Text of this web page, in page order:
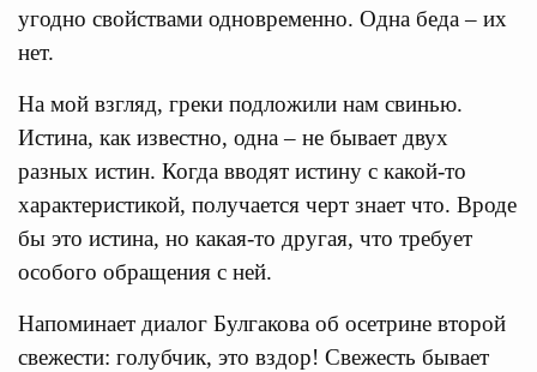
угодно свойствами одновременно. Одна беда – их
нет.
На мой взгляд, греки подложили нам свинью.
Истина, как известно, одна – не бывает двух
разных истин. Когда вводят истину с какой-то
характеристикой, получается черт знает что. Вроде
бы это истина, но какая-то другая, что требует
особого обращения с ней.
Напоминает диалог Булгакова об осетрине второй
свежести: голубчик, это вздор! Свежесть бывает